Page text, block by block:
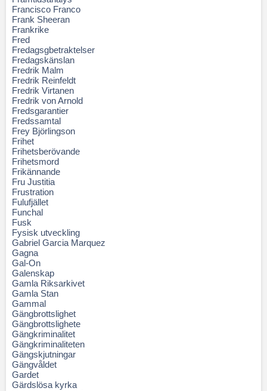
Francisco Franco
Frank Sheeran
Frankrike
Fred
Fredagsgbetraktelser
Fredagskänslan
Fredrik Malm
Fredrik Reinfeldt
Fredrik Virtanen
Fredrik von Arnold
Fredsgarantier
Fredssamtal
Frey Björlingson
Frihet
Frihetsberövande
Frihetsmord
Frikännande
Fru Justitia
Frustration
Fulufjället
Funchal
Fusk
Fysisk utveckling
Gabriel Garcia Marquez
Gagna
Gal-On
Galenskap
Gamla Riksarkivet
Gamla Stan
Gammal
Gängbrottslighet
Gängbrottslighete
Gängkriminalitet
Gängkriminaliteten
Gängskjutningar
Gängvåldet
Gardet
Gärdslösa kyrka